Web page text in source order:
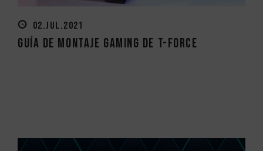
02.JUL.2021
Guía de Montaje Gaming de T-FORCE